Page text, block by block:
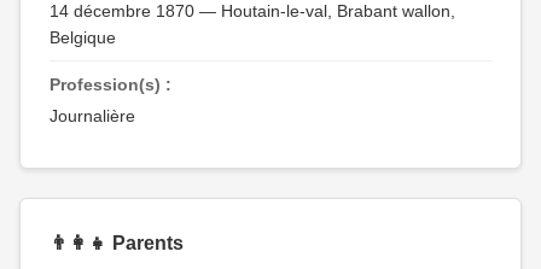
14 décembre 1870 — Houtain-le-val, Brabant wallon,
Belgique
Profession(s) :
Journalière
👨‍👩‍👧 Parents